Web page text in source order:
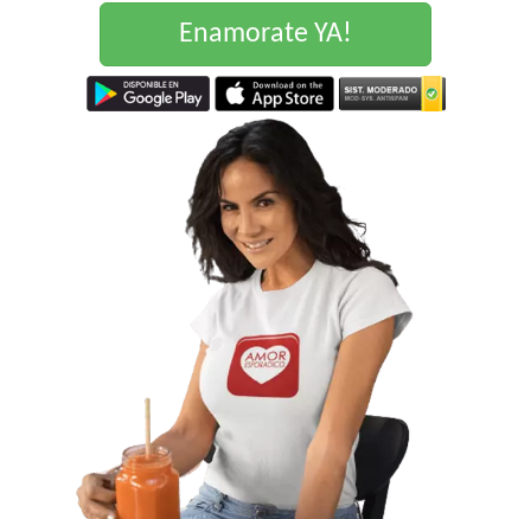
Enamorate YA!